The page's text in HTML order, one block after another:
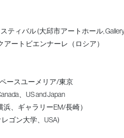
ティバル (大邱市アートホール,
ートビエンナーレ（ロシア）
ースユーメリア/東京
、US and Japan
、ギャラリーEM/長崎）
レゴン大学、USA)